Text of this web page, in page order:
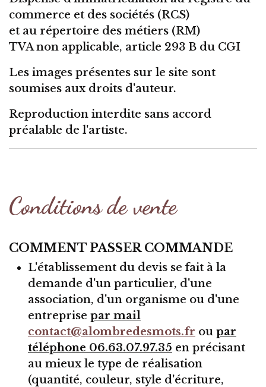
commerce et des sociétés (RCS)
et au répertoire des métiers (RM)
TVA non applicable, article 293 B du CGI
Les images présentes sur le site sont
soumises aux droits d'auteur.
Reproduction interdite sans accord
préalable de l'artiste.
Conditions de vente
COMMENT PASSER COMMANDE
L'établissement du devis se fait à la
demande d'un particulier, d'une
association, d'un organisme ou d'une
entreprise par mail
contact@alombredesmots.fr ou par
téléphone 06.63.07.97.35 en précisant
au mieux le type de réalisation
(quantité, couleur, style d'écriture,